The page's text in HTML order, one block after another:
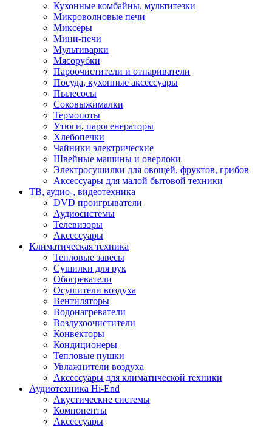
Кухонные комбайны, мультитезки
Микроволновые печи
Миксеры
Мини-печи
Мультиварки
Мясорубки
Пароочистители и отпариватели
Посуда, кухонные аксессуары
Пылесосы
Соковыжималки
Термопоты
Утюги, парогенераторы
Хлебопечки
Чайники электрические
Швейные машины и оверлоки
Электросушилки для овощей, фруктов, грибов
Аксессуары для малой бытовой техники
ТВ, аудио-, видеотехника
DVD проигрыватели
Аудиосистемы
Телевизоры
Аксессуары
Климатическая техника
Тепловые завесы
Сушилки для рук
Обогреватели
Осушители воздуха
Вентиляторы
Водонагреватели
Воздухоочистители
Конвекторы
Кондиционеры
Тепловые пушки
Увлажнители воздуха
Аксессуары для климатической техники
Аудиотехника Hi-End
Акустические системы
Компоненты
Аксессуары